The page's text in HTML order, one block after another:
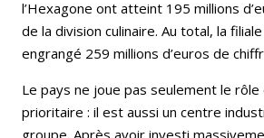
l’Hexagone ont atteint 195 millions
de la division culinaire. Au total, la
engrangé 259 millions d’euros de
Le pays ne joue pas seulement le rôle
prioritaire : il est aussi un centre
groupe. Après avoir investi